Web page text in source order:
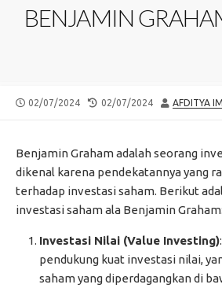
BENJAMIN
PUBLISHED
02/07/2024
LAST
02/07/2024 AUTHOR
AFDITYA
Benjamin Graham adalah seorang
dikenal karena pendekatannya yang
terhadap investasi saham. Berikut
investasi saham ala Benjamin Graham:
Investasi Nilai (Value Investing)
pendukung kuat investasi nilai,
saham yang diperdagangkan di